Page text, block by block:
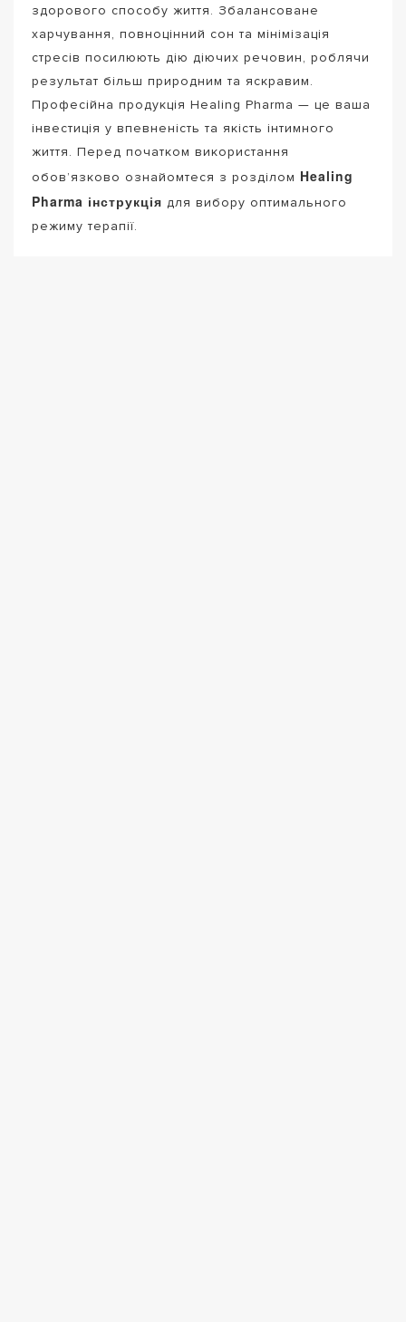
здорового способу життя. Збалансоване
харчування, повноцінний сон та мінімізація
стресів посилюють дію діючих речовин, роблячи
результат більш природним та яскравим.
Професійна продукція Healing Pharma — це ваша
інвестиція у впевненість та якість інтимного
життя. Перед початком використання
обов’язково ознайомтеся з розділом Healing
Pharma інструкція для вибору оптимального
режиму терапії.